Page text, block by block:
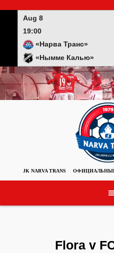
Aug 8
19:00
«Нарва Транс»
«Нымме Калью»
JK NARVA TRANS
Flora v